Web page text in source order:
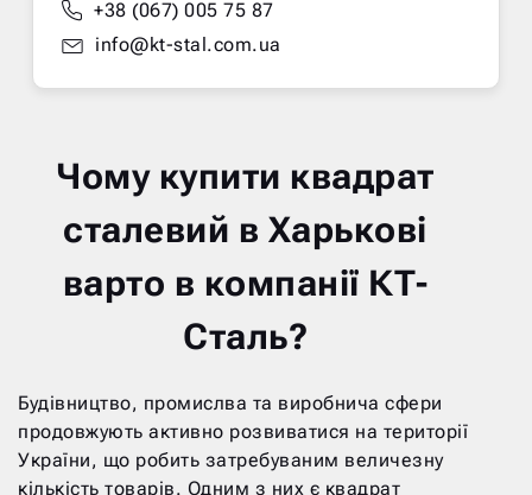
+38 (067) 005 75 87
info@kt-stal.com.ua
Чому купити квадрат
сталевий в Харькові
варто в компанії КТ-
Сталь?
Будівництво, промислва та виробнича сфери
продовжують активно розвиватися на території
України, що робить затребуваним величезну
кількість товарів. Одним з них є квадрат